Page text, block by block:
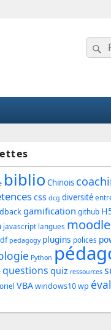
biblio Chinois
css dcg diversité
gamification github
javascript langues moodle
pedagogy plugins polices
Python
questions quiz ressources
VBAwindows10wp